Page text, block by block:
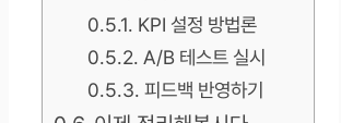
KPI 설정 방법론
A/B 테스트 실시
피드백 반영하기